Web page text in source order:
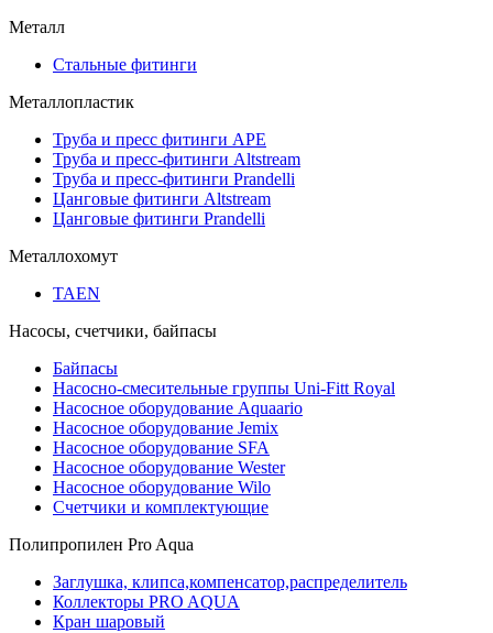
Металл
Стальные фитинги
Металлопластик
Труба и пресс фитинги APE
Труба и пресс-фитинги Altstream
Труба и пресс-фитинги Prandelli
Цанговые фитинги Altstream
Цанговые фитинги Prandelli
Металлохомут
TAEN
Насосы, счетчики, байпасы
Байпасы
Насосно-смесительные группы Uni-Fitt Royal
Насосное оборудование Aquaario
Насосное оборудование Jemix
Насосное оборудование SFA
Насосное оборудование Wester
Насосное оборудование Wilo
Счетчики и комплектующие
Полипропилен Pro Aqua
Заглушка, клипса,компенсатор,распределитель
Коллекторы PRO AQUA
Кран шаровый